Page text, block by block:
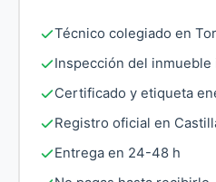
Técnico colegiado en
Inspección del inmueble
Certificado y etiqueta
Registro oficial en
Entrega en 24-48 h